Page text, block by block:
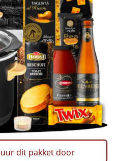
dit pakket door